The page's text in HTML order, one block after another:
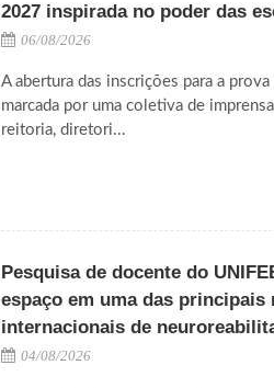
2027 inspirada no poder das
06/08/2026
A abertura das inscrições para a
marcada por uma coletiva de
reitoria, diretori...
Pesquisa de docente do
espaço em uma das principais
internacionais de
04/08/2026